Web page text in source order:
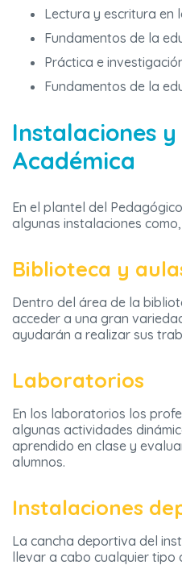
Lectura y escritura en
Fundamentos de la
Práctica e
Fundamentos de la
Instalaciones
Académica
En el plantel del
algunas instalaciones
Biblioteca y
Dentro del área de la
acceder a una gran
ayudarán a realizar sus
Laboratorios
En los laboratorios los
algunas actividades
aprendido en clase y
alumnos.
Instalaciones
La cancha deportiva del
llevar a cabo cualquier